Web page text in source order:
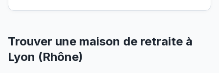
Trouver une maison de retraite à
Lyon (Rhône)